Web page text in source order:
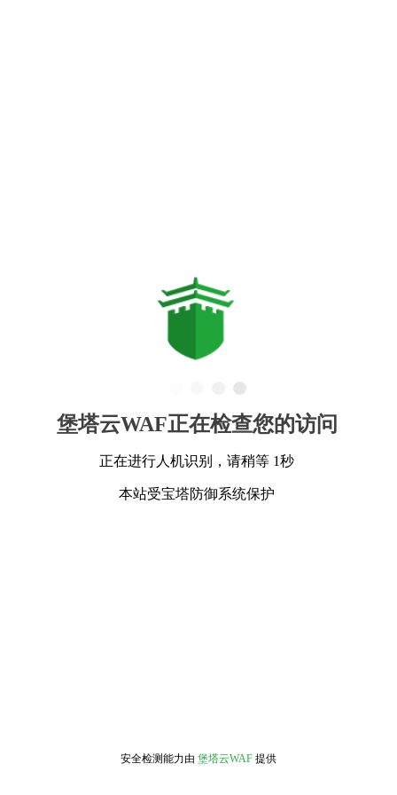
堡塔云WAF正在检查您的访问
正在进行人机识别，请稍等 1秒
本站受宝塔防御系统保护
安全检测能力由 堡塔云WAF 提供